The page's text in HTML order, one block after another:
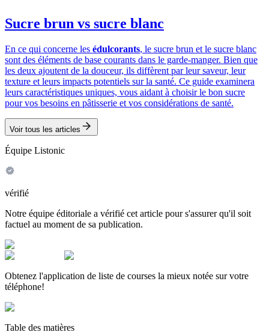
Sucre brun vs sucre blanc
En ce qui concerne les édulcorants, le sucre brun et le sucre blanc
sont des éléments de base courants dans le garde-manger. Bien que
les deux ajoutent de la douceur, ils diffèrent par leur saveur, leur
texture et leurs impacts potentiels sur la santé. Ce guide examinera
leurs caractéristiques uniques, vous aidant à choisir le bon sucre
pour vos besoins en pâtisserie et vos considérations de santé.
Voir tous les articles
Équipe Listonic
vérifié
Notre équipe éditoriale a vérifié cet article pour s'assurer qu'il soit
factuel au moment de sa publication.
Obtenez l'application de liste de courses la mieux notée sur votre
téléphone!
Table des matières